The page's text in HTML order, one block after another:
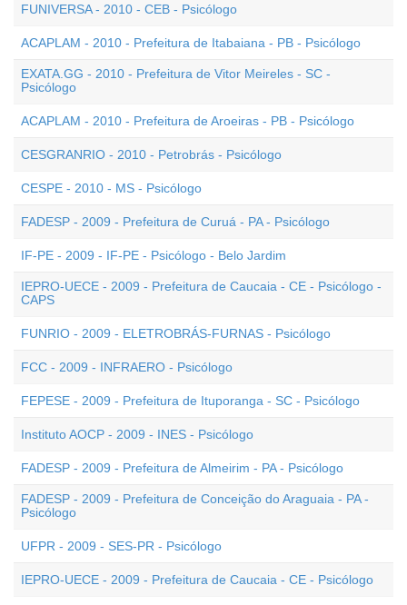
FUNIVERSA - 2010 - CEB - Psicólogo
ACAPLAM - 2010 - Prefeitura de Itabaiana - PB - Psicólogo
EXATA.GG - 2010 - Prefeitura de Vitor Meireles - SC -
Psicólogo
ACAPLAM - 2010 - Prefeitura de Aroeiras - PB - Psicólogo
CESGRANRIO - 2010 - Petrobrás - Psicólogo
CESPE - 2010 - MS - Psicólogo
FADESP - 2009 - Prefeitura de Curuá - PA - Psicólogo
IF-PE - 2009 - IF-PE - Psicólogo - Belo Jardim
IEPRO-UECE - 2009 - Prefeitura de Caucaia - CE - Psicólogo -
CAPS
FUNRIO - 2009 - ELETROBRÁS-FURNAS - Psicólogo
FCC - 2009 - INFRAERO - Psicólogo
FEPESE - 2009 - Prefeitura de Ituporanga - SC - Psicólogo
Instituto AOCP - 2009 - INES - Psicólogo
FADESP - 2009 - Prefeitura de Almeirim - PA - Psicólogo
FADESP - 2009 - Prefeitura de Conceição do Araguaia - PA -
Psicólogo
UFPR - 2009 - SES-PR - Psicólogo
IEPRO-UECE - 2009 - Prefeitura de Caucaia - CE - Psicólogo